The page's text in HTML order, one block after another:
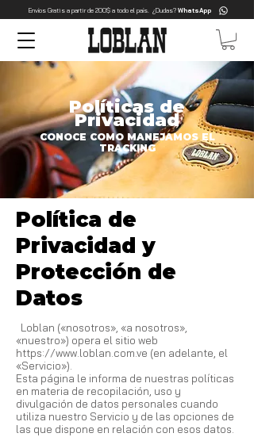
Envíos Gratis a partir de 200$ a todo el país. ¿Dudas? WhatsApp
Políticas de
Privacidad
CONOCE COMO MANEJAMOS EL
TRACKING
Política de
Privacidad y
Protección de
Datos
Loblan («nosotros», «a nosotros»,
«nuestro») opera el sitio web
https://www.loblan.com.ve (en adelante, el
«Servicio»).
Esta página le informa de nuestras políticas
en materia de recopilación, uso y
divulgación de datos personales cuando
utiliza nuestro Servicio y de las opciones de
las que dispone en relación con esos datos.